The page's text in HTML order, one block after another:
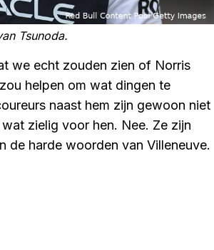
Tsunoda.
we echt zouden zien of Norris
helpen om wat dingen te
naast hem zijn gewoon niet
zielig voor hen. Nee. Ze zijn
de harde woorden van Villeneuve.